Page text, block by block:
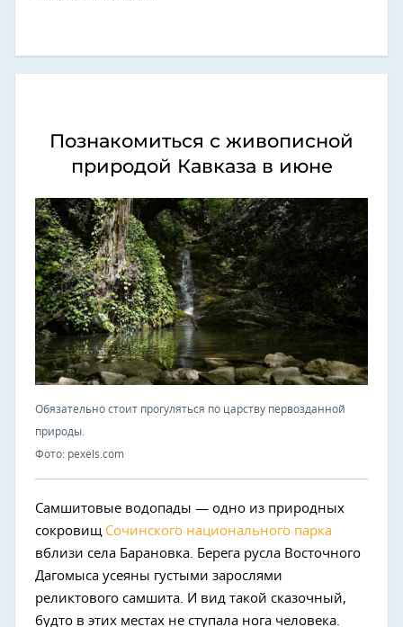
Познакомиться с живописной
природой Кавказа в июне
Обязательно стоит прогуляться по царству первозданной
природы.
Фото: pexels.com
Самшитовые водопады — одно из природных
сокровищ Сочинского национального парка
вблизи села Барановка. Берега русла Восточного
Дагомыса усеяны густыми зарослями
реликтового самшита. И вид такой сказочный,
будто в этих местах не ступала нога человека.